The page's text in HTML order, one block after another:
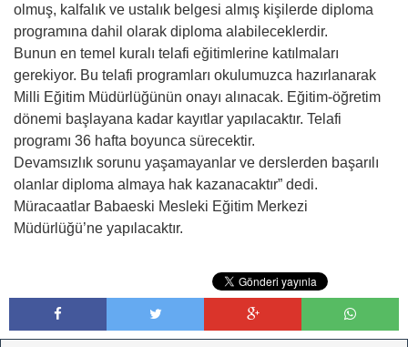
olmuş, kalfalık ve ustalık belgesi almış kişilerde diploma
programına dahil olarak diploma alabileceklerdir.
Bunun en temel kuralı telafi eğitimlerine katılmaları
gerekiyor. Bu telafi programları okulumuzca hazırlanarak
Milli Eğitim Müdürlüğünün onayı alınacak. Eğitim-öğretim
dönemi başlayana kadar kayıtlar yapılacaktır. Telafi
programı 36 hafta boyunca sürecektir.
Devamsızlık sorunu yaşamayanlar ve derslerden başarılı
olanlar diploma almaya hak kazanacaktır” dedi.
Müracaatlar Babaeski Mesleki Eğitim Merkezi
Müdürlüğü’ne yapılacaktır.